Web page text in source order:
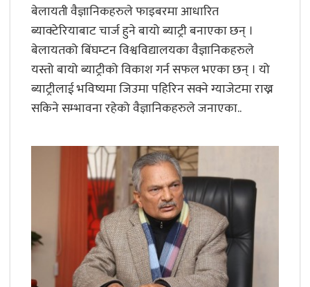
बेलायती वैज्ञानिकहरुले फाइबरमा आधारित
ब्याक्टेरियाबाट चार्ज हुने बायो ब्याट्री बनाएका छन् ।
बेलायतको बिंघम्टन विश्वविद्यालयका वैज्ञानिकहरुले
यस्तो बायो ब्याट्रीको विकाश गर्न सफल भएका छन् । यो
ब्याट्रीलाई भविष्यमा जिउमा पहिरिन सक्ने ग्याजेटमा राख्न
सकिने सम्भावना रहेको वैज्ञानिकहरुले जनाएका..